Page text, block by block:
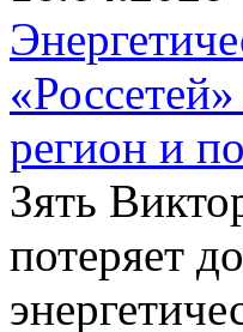
регион и
Зять
потеряет